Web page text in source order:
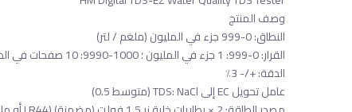
وصف المنتج
النطاق: 0-999 جزء في المليون (ملغم / لتر)
القرار: 0-999: 1 جزء في المليون ؛ 1000-9990: 10 صفحات في الدقيقة (يشار إليها برمز "× 10")
الدقة: +/- 3٪
عامل تحويل EC إلى TDS: NaCl (متوسط 0.5)